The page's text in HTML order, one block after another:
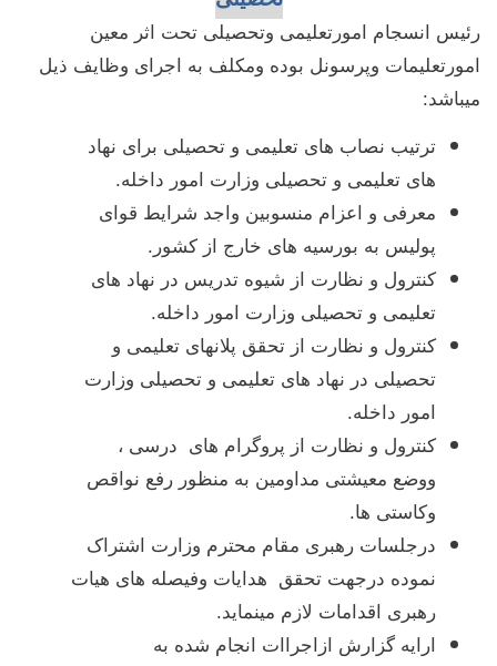
رئیس انسجام امورتعلیمی وتحصیلی تحت اثر معین
امورتعلیمات وپرسونل بوده ومکلف به اجرای وظایف ذیل
میباشد:
ترتیب نصاب های تعلیمی و تحصیلی برای نهاد
های تعلیمی و تحصیلی وزارت امور داخله.
معرفی و اعزام منسوبین واجد شرایط قوای
پولیس به بورسیه های خارج از کشور.
کنترول و نظارت از شیوه تدریس در نهاد های
تعلیمی و تحصیلی وزارت امور داخله.
کنترول و نظارت از تحقق پلانهای تعلیمی و
تحصیلی در نهاد های تعلیمی و تحصیلی وزارت
امور داخله.
کنترول و نظارت از پروگرام های درسی ،
ووضع معیشتی مداومین به منظور رفع نواقص
وکاستی ها.
درجلسات رهبری مقام محترم وزارت اشتراک
نموده درجهت تحقق هدایات وفیصله های هیات
رهبری اقدامات لازم مینماید.
ارایه گزارش ازاجراات انجام شده به